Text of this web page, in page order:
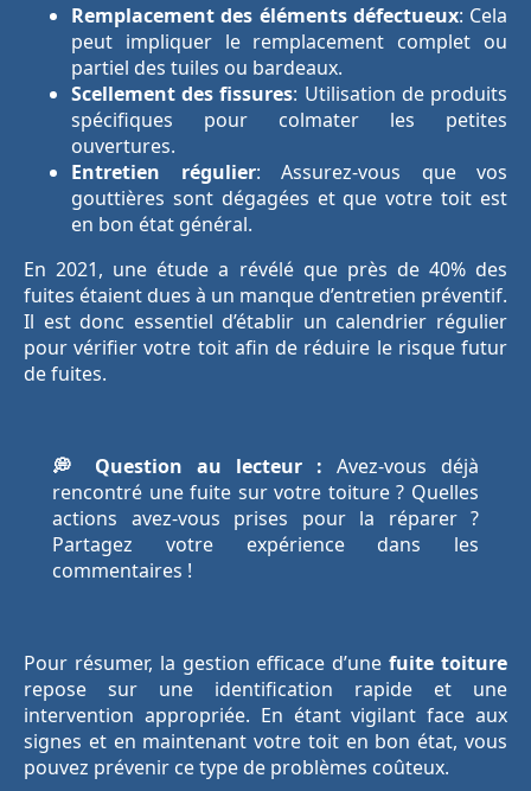
Remplacement des éléments défectueux: Cela
peut impliquer le remplacement complet ou
partiel des tuiles ou bardeaux.
Scellement des fissures: Utilisation de produits
spécifiques pour colmater les petites
ouvertures.
Entretien régulier: Assurez-vous que vos
gouttières sont dégagées et que votre toit est
en bon état général.
En 2021, une étude a révélé que près de 40% des
fuites étaient dues à un manque d’entretien préventif.
Il est donc essentiel d’établir un calendrier régulier
pour vérifier votre toit afin de réduire le risque futur
de fuites.
💭 Question au lecteur : Avez-vous déjà
rencontré une fuite sur votre toiture ? Quelles
actions avez-vous prises pour la réparer ?
Partagez votre expérience dans les
commentaires !
Pour résumer, la gestion efficace d’unefuite toiture
repose sur une identification rapide et une
intervention appropriée. En étant vigilant face aux
signes et en maintenant votre toit en bon état, vous
pouvez prévenir ce type de problèmes coûteux.